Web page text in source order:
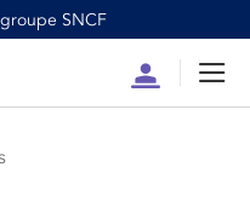
SNCF
Compte